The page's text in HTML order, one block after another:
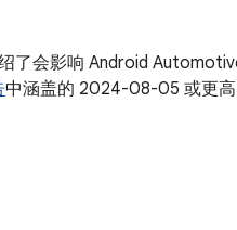
了会影响 Android
中涵盖的 2024-08-05 或更